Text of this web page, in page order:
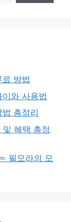
방법
와 사용법
총정리
혜택 총정
필모라의 모